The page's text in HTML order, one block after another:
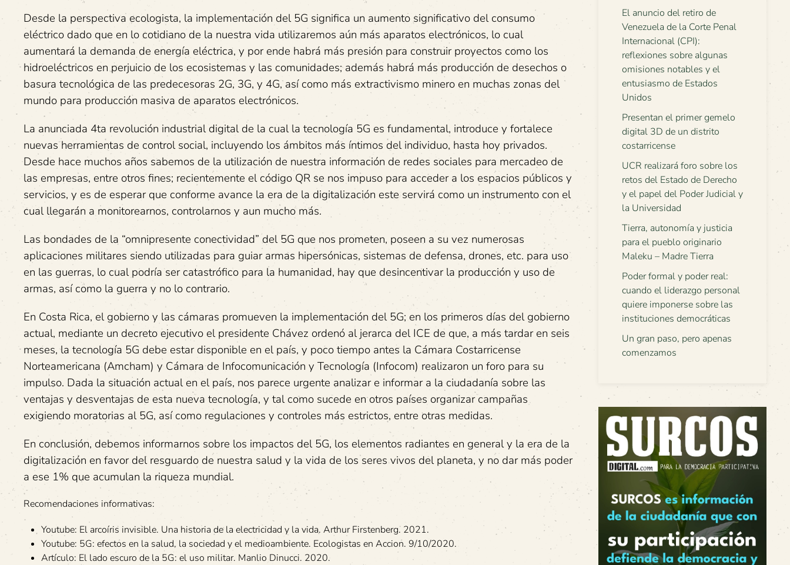
Desde la perspectiva ecologista, la implementación del 5G significa un aumento significativo del consumo
eléctrico dado que en lo cotidiano de la nuestra vida utilizaremos aún más aparatos electrónicos, lo cual
aumentará la demanda de energía eléctrica, y por ende habrá más presión para construir proyectos como los
hidroeléctricos en perjuicio de los ecosistemas y las comunidades; además habrá más producción de desechos o
basura tecnológica de las predecesoras 2G, 3G, y 4G, así como más extractivismo minero en muchas zonas del
mundo para producción masiva de aparatos electrónicos.
La anunciada 4ta revolución industrial digital de la cual la tecnología 5G es fundamental, introduce y fortalece
nuevas herramientas de control social, incluyendo los ámbitos más íntimos del individuo, hasta hoy privados.
Desde hace muchos años sabemos de la utilización de nuestra información de redes sociales para mercadeo de
las empresas, entre otros fines; recientemente el código QR se nos impuso para acceder a los espacios públicos y
servicios, y es de esperar que conforme avance la era de la digitalización este servirá como un instrumento con el
cual llegarán a monitorearnos, controlarnos y aun mucho más.
Las bondades de la “omnipresente conectividad” del 5G que nos prometen, poseen a su vez numerosas
aplicaciones militares siendo utilizadas para guiar armas hipersónicas, sistemas de defensa, drones, etc. para uso
en las guerras, lo cual podría ser catastrófico para la humanidad, hay que desincentivar la producción y uso de
armas, así como la guerra y no lo contrario.
En Costa Rica, el gobierno y las cámaras promueven la implementación del 5G; en los primeros días del gobierno
actual, mediante un decreto ejecutivo el presidente Chávez ordenó al jerarca del ICE de que, a más tardar en seis
meses, la tecnología 5G debe estar disponible en el país, y poco tiempo antes la Cámara Costarricense
Norteamericana (Amcham) y Cámara de Infocomunicación y Tecnología (Infocom) realizaron un foro para su
impulso. Dada la situación actual en el país, nos parece urgente analizar e informar a la ciudadanía sobre las
ventajas y desventajas de esta nueva tecnología, y tal como sucede en otros países organizar campañas
exigiendo moratorias al 5G, así como regulaciones y controles más estrictos, entre otras medidas.
En conclusión, debemos informarnos sobre los impactos del 5G, los elementos radiantes en general y la era de la
digitalización en favor del resguardo de nuestra salud y la vida de los seres vivos del planeta, y no dar más poder
a ese 1% que acumulan la riqueza mundial.
Recomendaciones informativas:
Youtube: El arcoíris invisible. Una historia de la electricidad y la vida. Arthur Firstenberg. 2021.
Youtube: 5G: efectos en la salud, la sociedad y el medioambiente. Ecologistas en Accion. 9/10/2020.
Artículo: El lado escuro de la 5G: el uso militar. Manlio Dinucci. 2020.
El anuncio del retiro de
Venezuela de la Corte Penal
Internacional (CPI):
reflexiones sobre algunas
omisiones notables y el
entusiasmo de Estados
Unidos
Presentan el primer gemelo
digital 3D de un distrito
costarricense
UCR realizará foro sobre los
retos del Estado de Derecho
y el papel del Poder Judicial y
la Universidad
Tierra, autonomía y justicia
para el pueblo originario
Maleku – Madre Tierra
Poder formal y poder real:
cuando el liderazgo personal
quiere imponerse sobre las
instituciones democráticas
Un gran paso, pero apenas
comenzamos